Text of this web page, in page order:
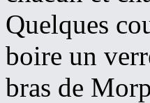
Quelques
boire un
bras de